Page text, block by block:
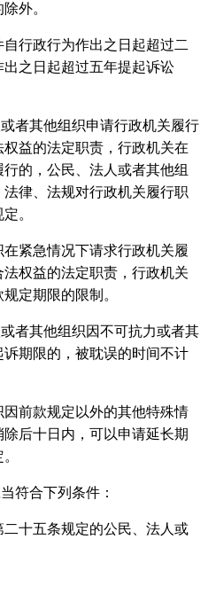
外。
行政行为作出之日起超过二
之日起超过五年提起诉讼
者其他组织申请行政机关履行
益的法定职责，行政机关在
的，公民、法人或者其他组
律、法规对行政机关履行职
。
紧急情况下请求行政机关履
权益的法定职责，行政机关
定期限的限制。
者其他组织因不可抗力或者其
期限的，被耽误的时间不计
前款规定以外的其他特殊情
后十日内，可以申请延长期
符合下列条件：
二十五条规定的公民、法人或